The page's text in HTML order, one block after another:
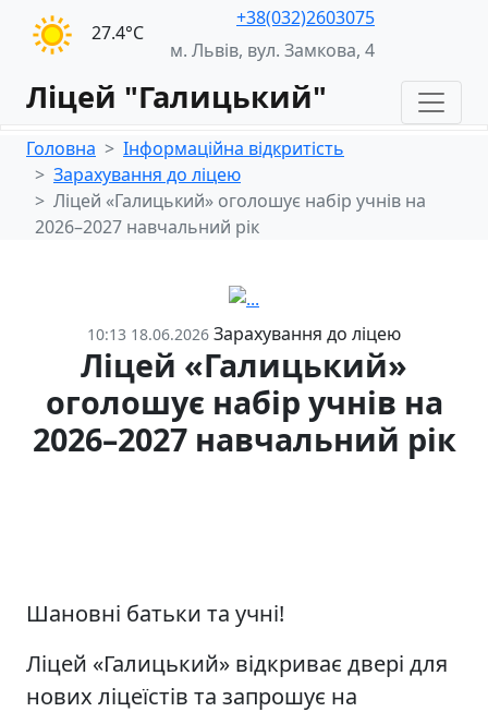
27.4°С
+38(032)2603075
м. Львів, вул. Замкова, 4
Ліцей "Галицький"
Головна
Інформаційна відкритість
Зарахування до ліцею
Ліцей «Галицький» оголошує набір учнів на
2026–2027 навчальний рік
10:13 18.06.2026 Зарахування до ліцею
Ліцей «Галицький»
оголошує набір учнів на
2026–2027 навчальний рік
Шановні батьки та учні!
Ліцей «Галицький» відкриває двері для
нових ліцеїстів та запрошує на